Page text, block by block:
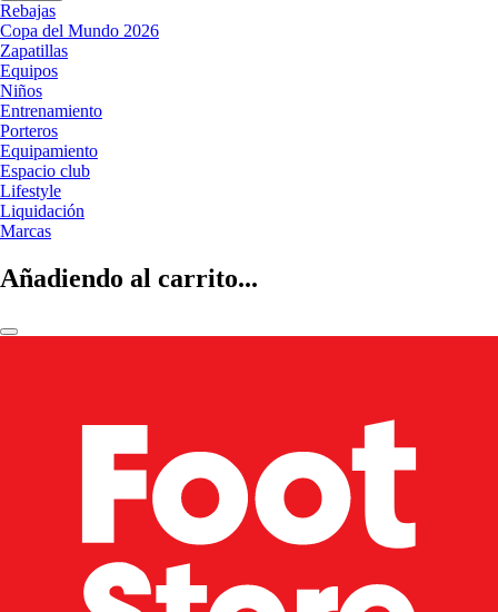
Rebajas
Copa del Mundo 2026
Zapatillas
Equipos
Niños
Entrenamiento
Porteros
Equipamiento
Espacio club
Lifestyle
Liquidación
Marcas
Añadiendo al carrito...